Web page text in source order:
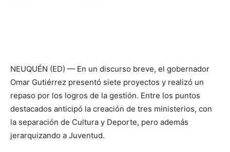
NEUQUÉN (ED) — En un discurso breve, el gobernador
Omar Gutiérrez presentó siete proyectos y realizó un
repaso por los logros de la gestión. Entre los puntos
destacados anticipó la creación de tres ministerios, con
la separación de Cultura y Deporte, pero además
jerarquizando a Juventud.